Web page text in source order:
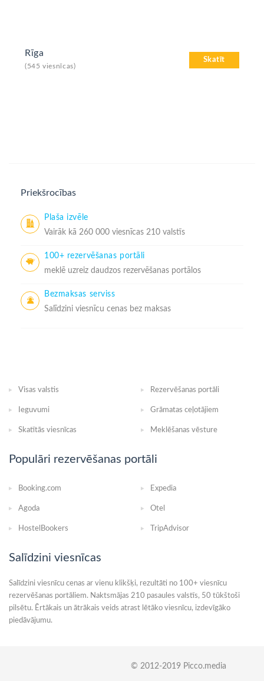
Skatīt
Rīga
(545 viesnīcas)
Priekšrocības
Plaša izvēle
Vairāk kā 260 000 viesnīcas 210 valstīs
100+ rezervēšanas portāli
meklē uzreiz daudzos rezervēšanas portālos
Bezmaksas serviss
Salīdzini viesnīcu cenas bez maksas
Visas valstis Rezervēšanas portāli
Ieguvumi Grāmatas ceļotājiem
Skatītās viesnīcas Meklēšanas vēsture
Populāri rezervēšanas portāli
Booking.com Expedia
Agoda Otel
HostelBookers TripAdvisor
Salīdzini viesnīcas
Salīdzini viesnīcu cenas ar vienu klikšķi, rezultāti no 100+ viesnīcu
rezervēšanas portāliem. Naktsmājas 210 pasaules valstīs, 50 tūkštoši
pilsētu. Ērtākais un ātrākais veids atrast lētāko viesnīcu, izdevīgāko
piedāvājumu.
© 2012-2019 Picco.media